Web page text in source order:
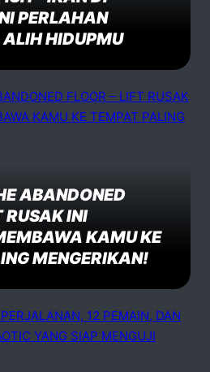
PERLAHAN
HIDUPMU
ABANDONED
RUSAK INI
KAMU KE
MENGERIKAN!